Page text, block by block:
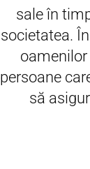
sale în
societatea.
persoane
să